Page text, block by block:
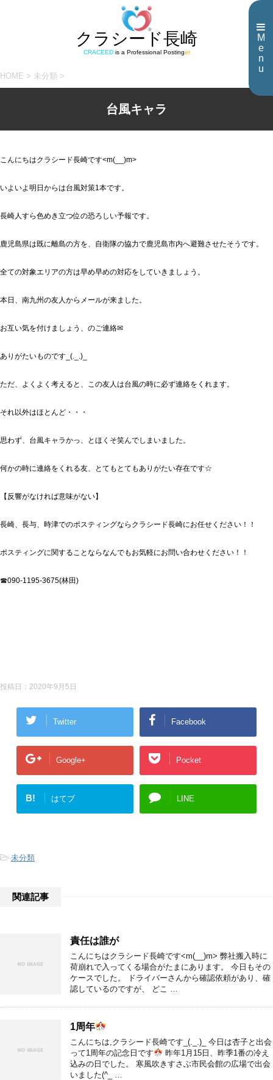
M
e
n
u
クラシード長崎
CRACEEDis a Professional Postinger
HOME > 未分類 >
台風キャラ
こんにちはクラシード長崎です<m(__)m>
いよいよ明日からは台風対策1本です。
長崎人すら色めき立つ位の恐ろしい予報です。
鹿児島県は既に離島の方を、自衛隊の協力で鹿児島市内へ避難させたそうです。
全ての対象エリアの方は早め早めの対応をしていきましょう。
本日、南九州の友人からメールが来ました。
お互い気を付けましょう、のご連絡✉
ありがたいものです_(._.)_
ただ、よくよく考えると、この友人は台風の時に必ず連絡をくれます。
それ以外はほとんど・・・
思わず、台風キャラかっ、とほくそ笑んでしまいました。
何かの時に連絡をくれる友、とてもとてもありがたい存在です☆
【反響がなければ意味がない】
長崎、長与、時津でのポスティングならクラシード長崎にお任せください！！
ポスティングに関することならなんでもお気軽にお問い合わせください！！
☎090-1195-3675(林田)
投稿日： 2020年9月5日
Twitter Facebook
Google+ Pocket
B! はてブ LINE
-未分類
関連記事
責任は誰が
こんにちはクラシード長崎です<m(__)m> 弊社搬入時に
荷崩れで入ってくる場合がたまにあります。 今日もその
ケースでした。 ドライバーさんから確認依頼があり、確
認しているのですが、 どこ …
1周年
こんにちは,クラシード長崎です_(._.)_ 今日は杏子と出会
って1周年の記念日です
昨年1月15日、昨季1番の冷え
込みの日でした。 寒風吹きすさぶ市民会館の広場で出会
いました(^_ …